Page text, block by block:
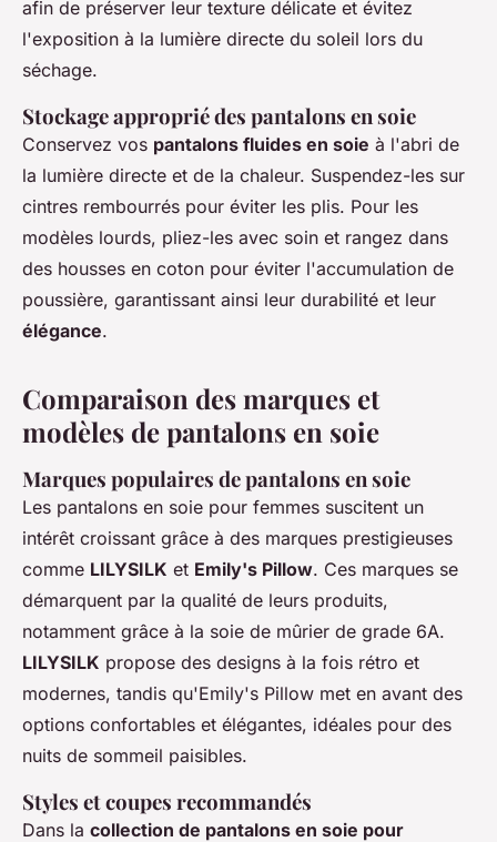
afin de préserver leur texture délicate et évitez
l'exposition à la lumière directe du soleil lors du
séchage.
Stockage approprié des pantalons en soie
Conservez vos pantalons fluides en soie à l'abri de
la lumière directe et de la chaleur. Suspendez-les sur
cintres rembourrés pour éviter les plis. Pour les
modèles lourds, pliez-les avec soin et rangez dans
des housses en coton pour éviter l'accumulation de
poussière, garantissant ainsi leur durabilité et leur
élégance.
Comparaison des marques et
modèles de pantalons en soie
Marques populaires de pantalons en soie
Les pantalons en soie pour femmes suscitent un
intérêt croissant grâce à des marques prestigieuses
comme LILYSILK et Emily's Pillow. Ces marques se
démarquent par la qualité de leurs produits,
notamment grâce à la soie de mûrier de grade 6A.
LILYSILK propose des designs à la fois rétro et
modernes, tandis qu'Emily's Pillow met en avant des
options confortables et élégantes, idéales pour des
nuits de sommeil paisibles.
Styles et coupes recommandés
Dans la collection de pantalons en soie pour